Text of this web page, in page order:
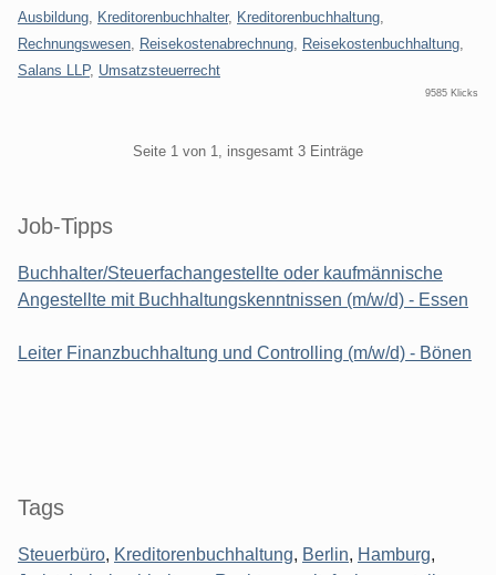
Ausbildung
Kreditorenbuchhalter, Kreditorenbuchhaltung
Rechnungswesen
Reisekostenabrechnung Reisekostenbuchhaltung
Salans LLP, Umsatzsteuerrecht
9585 Klicks
Seite 1 von 1, insgesamt 3 Einträge
Seitenleiste
Job-Tipps
Buchhalter/Steuerfachangestellte oder kaufmännische
Angestellte mit Buchhaltungskenntnissen (m/w/d) - Essen
Leiter Finanzbuchhaltung und Controlling (m/w/d) - Bönen
Tags
Steuerbüro, Kreditorenbuchhaltung, Berlin, Hamburg,